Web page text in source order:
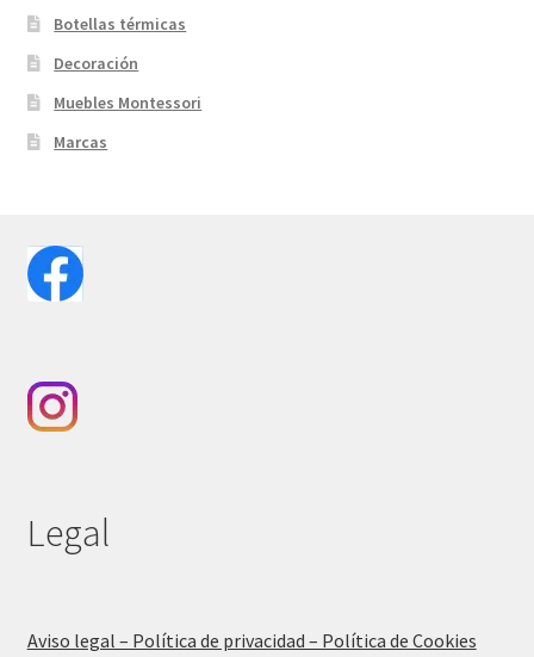
Botellas térmicas
Decoración
Muebles Montessori
Marcas
Legal
Aviso legal – Política de privacidad – Política de Cookies